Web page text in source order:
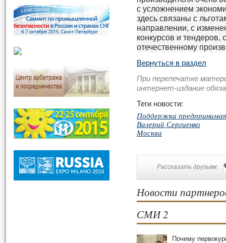
с усложнением
здесь связаны с
направлении, с
конкурсов и
отечественному
Вернуться в раздел
При перепечатке
интернет-издание
Теги новости:
Поддержка
Валерий Сергиенко
Москва
Рассказать друзьям:
Новости
СМИ 2
Почему